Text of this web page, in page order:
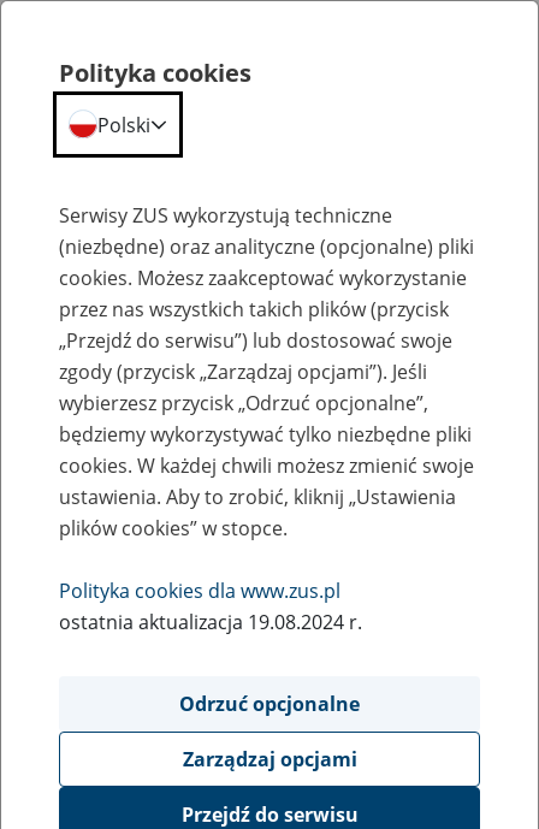
Szkolenia
Zaproś ZUS do siebie - zakładanie profili
eZUS w siedzibie Twojej firmy
Rodzaj wydarzenia
Szkolenia
Obszar merytoryczny
obsługa klientów
Opis wydarzenia
Polityka cookies
Polski
Serwisy ZUS wykorzystują techniczne
(niezbędne) oraz analityczne (opcjonalne) pliki
cookies. Możesz zaakceptować wykorzystanie
przez nas wszystkich takich plików (przycisk
„Przejdź do serwisu”) lub dostosować swoje
zgody (przycisk „Zarządzaj opcjami”). Jeśli
wybierzesz przycisk „Odrzuć opcjonalne”,
będziemy wykorzystywać tylko niezbędne pliki
cookies. W każdej chwili możesz zmienić swoje
ustawienia. Aby to zrobić, kliknij „Ustawienia
plików cookies” w stopce.
Polityka cookies dla www.zus.pl
ostatnia aktualizacja 19.08.2024 r.
Odrzuć opcjonalne
Zarządzaj opcjami
Przejdź do serwisu